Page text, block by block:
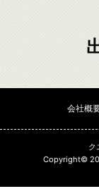
会社概
ク
Copyright©